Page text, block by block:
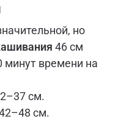
но
46 см
минут времени на
см.
см.